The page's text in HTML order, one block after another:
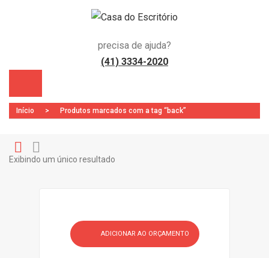
precisa de ajuda?
(41) 3334-2020
Início > Produtos marcados com a tag “back”
Exibindo um único resultado
ADICIONAR AO ORÇAMENTO